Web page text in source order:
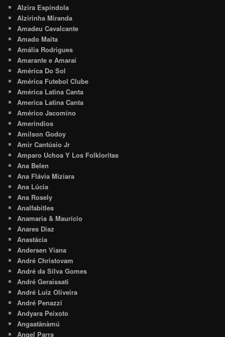
Alzira Espíndola
Alzirinha Miranda
Amadeu Cavalcante
Amado Maita
Amália Rodrigues
Amarante e Amaraí
América Do Sol
América Futebol Clube
América Latina Canta
America Latina Canta
Américo Jacomino
Amerindios
Amilson Godoy
Amir Cantúsio Jr
Amparo Uchoa Y Los Folkloritas
Ana Belen
Ana Flávia Miziara
Ana Lúcia
Ana Rosely
Analfabitles
Anamaria & Maurício
Anares Diaz
Anastácia
Andersen Viana
André Christovam
André da Silva Gomes
André Geraissati
André Luiz Oliveira
André Penazzi
Andyara Peixoto
Angaatãnàmú
Angel Parra